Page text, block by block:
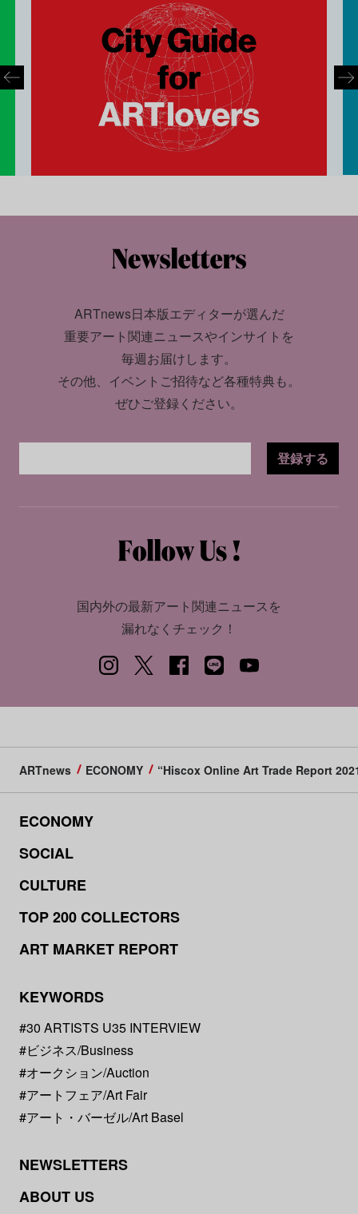
ARTnews日本版エディターが選んだ
重要アート関連ニュースやインサイトを
毎週お届けします。
その他、イベントご招待など各種特典も。
ぜひご登録ください。
登録する
国内外の最新アート関連ニュースを
漏れなくチェック！
ARTnews ECONOMY “Hiscox Online Art Trade Report
ECONOMY
SOCIAL
CULTURE
TOP 200 COLLECTORS
ART MARKET REPORT
KEYWORDS
#30 ARTISTS U35 INTERVIEW
#ビジネス/Business
#オークション/Auction
#アートフェア/Art Fair
#アート・バーゼル/Art Basel
NEWSLETTERS
ABOUT US